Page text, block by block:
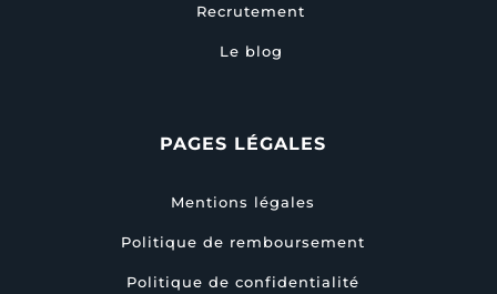
Recrutement
Le blog
PAGES LÉGALES
Mentions légales
Politique de remboursement
Politique de confidentialité